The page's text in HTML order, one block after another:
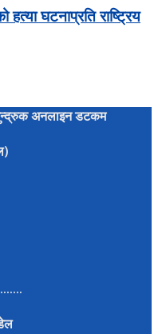
हत्या घटनाप्रति राष्ट्रिय
गुन्द्रुक अनलाइन डटकम